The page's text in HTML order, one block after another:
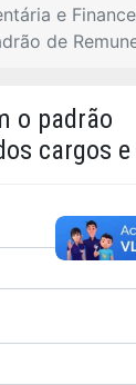
e
de
o padrão
cargos